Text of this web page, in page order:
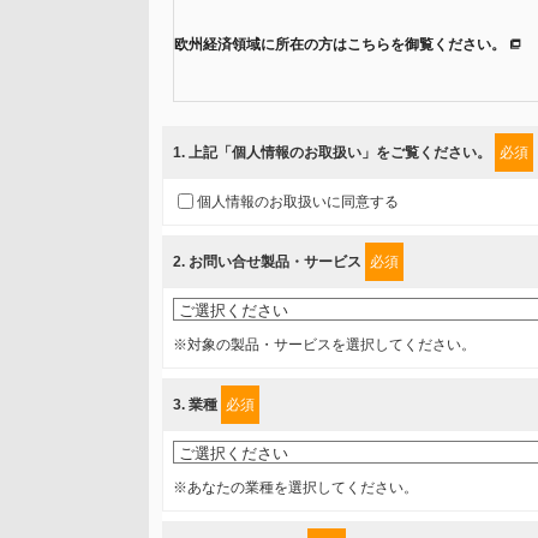
欧州経済領域に所在の方はこちらを御覧ください。
ご入力頂いたお客様の情報は、個人情報保護方針に則
得たいと存じますので、宜しくお願い申し上げます。
富士ソフト株式会社
個人情報保護管理担当役員
〒231-8008 神奈川県横浜市中区桜木町1-1
1. 上記「個人情報のお取扱い」をご覧ください。 必須
個人情報のお取扱いに同意する
2. お問い合せ製品・サービス 必須
※対象の製品・サービスを選択してください。
3. 業種 必須
※あなたの業種を選択してください。